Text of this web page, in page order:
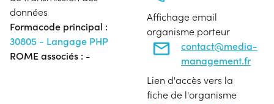
données
Formacode principal :
30805 - Langage PHP
ROME associés : -
Affichage email
organisme porteur
contact@media-
management.fr
Lien d'accès vers la
fiche de l'organisme